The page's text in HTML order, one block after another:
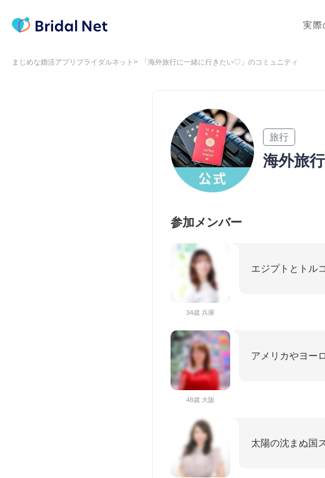
実際
まじめな婚活アプリブライダルネット 「海外旅行に一緒に行きたい♡」のコミュニティ
旅行
海外旅
参加メンバー
34歳 兵庫
エジプトとトル
48歳 大阪
アメリカやヨー
太陽の沈まぬ国